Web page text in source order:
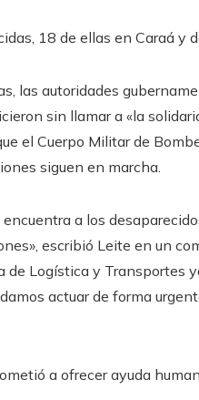
18 de ellas en Caraá y
las autoridades
sin llamar a «la
el Cuerpo Militar de
siguen en marcha.
a los
escribió Leite en un
de Logística y Transportes
actuar de forma
a ofrecer ayuda